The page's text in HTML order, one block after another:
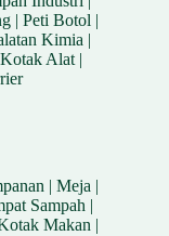
|Peti Botol |
Kimia |
Kotak Alat|
|Meja |
Sampah |
Makan |